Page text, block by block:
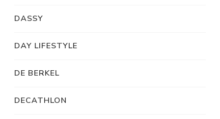
DASSY
DAY LIFESTYLE
DE BERKEL
DECATHLON